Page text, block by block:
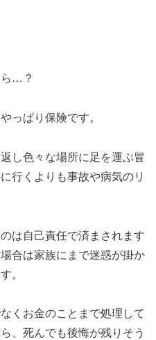
ら…？
っぱり保険です。
し色々な場所に足を運ぶ冒
行くよりも事故や病気のリ
は自己責任で済まされます
合は家族にまで迷惑が掛か
。
くお金のことまで処理して
、死んでも後悔が残りそう